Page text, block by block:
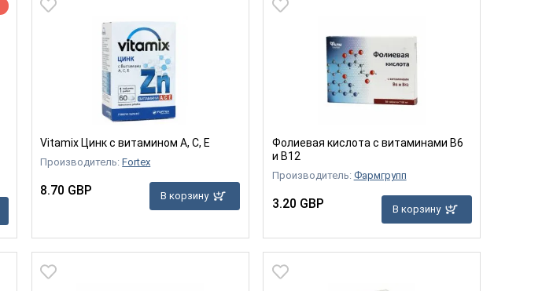
Vitamix Цинк с витамином A, C, E
Производитель:Fortex
8.70 GBP В корзину
Фолиевая кислота с витаминами B6
и B12
Производитель: Фармгрупп
3.20 GBP В корзину